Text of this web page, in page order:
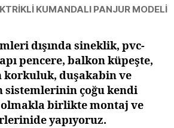
KUMANDALI PANJUR MODELİ
dışında sineklik, pvc-
pencere, balkon küpeşte,
korkuluk, duşakabin ve
sistemlerinin çoğu kendi
birlikte montaj ve
yapıyoruz.